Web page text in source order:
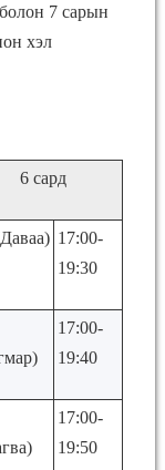
7 сарын
хэл
6 сард
17:00-
19:30
17:00-
19:40
17:00-
19:50